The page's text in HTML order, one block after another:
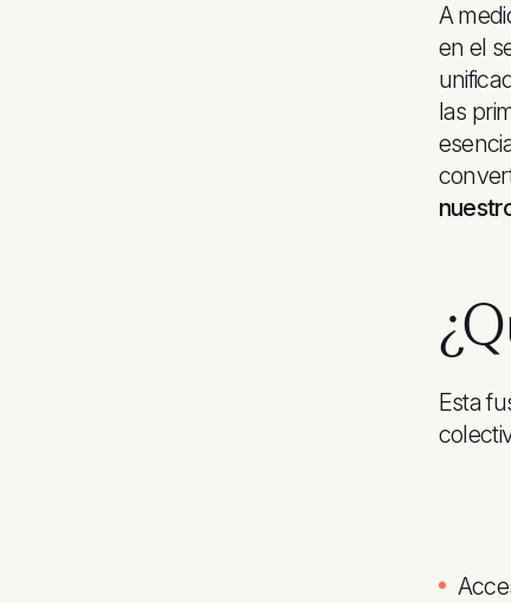
A
en el
las
Esta